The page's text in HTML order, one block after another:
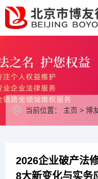
当前位置： 主页 >博
2026企业破产法
8大新变化与实务